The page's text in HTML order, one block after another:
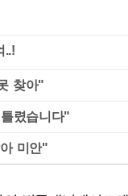
찾아"
렸습니다"
미안"